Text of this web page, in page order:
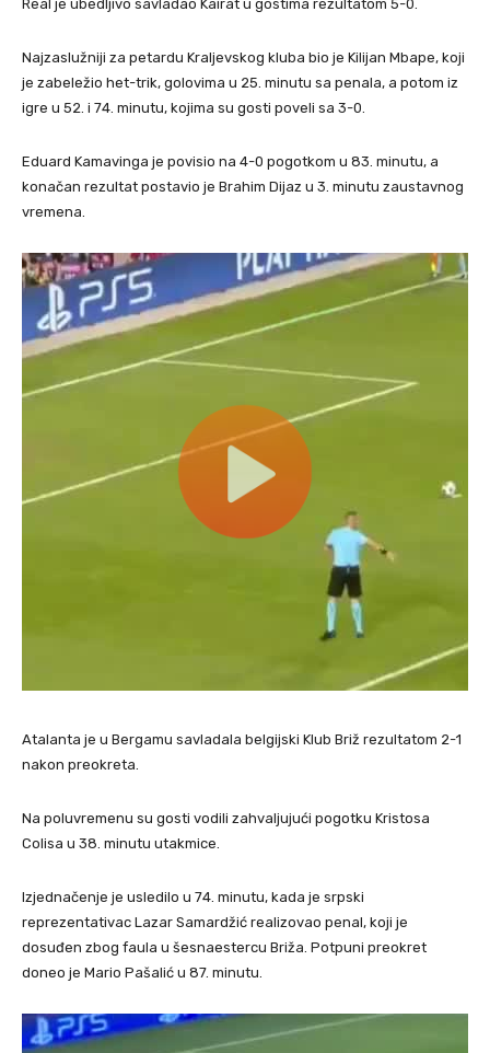
Real je ubedljivo savladao Kairat u gostima rezultatom 5-0.
Najzaslužniji za petardu Kraljevskog kluba bio je Kilijan Mbape, koji
je zabeležio het-trik, golovima u 25. minutu sa penala, a potom iz
igre u 52. i 74. minutu, kojima su gosti poveli sa 3-0.
Eduard Kamavinga je povisio na 4-0 pogotkom u 83. minutu, a
konačan rezultat postavio je Brahim Dijaz u 3. minutu zaustavnog
vremena.
Atalanta je u Bergamu savladala belgijski Klub Briž rezultatom 2-1
nakon preokreta.
Na poluvremenu su gosti vodili zahvaljujući pogotku Kristosa
Colisa u 38. minutu utakmice.
Izjednačenje je usledilo u 74. minutu, kada je srpski
reprezentativac Lazar Samardžić realizovao penal, koji je
dosuđen zbog faula u šesnaestercu Briža. Potpuni preokret
doneo je Mario Pašalić u 87. minutu.